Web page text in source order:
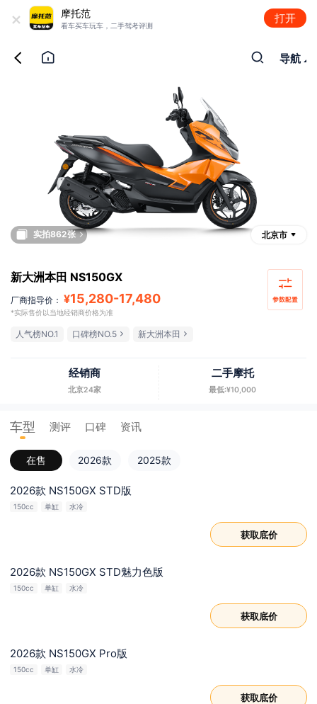
+ 摩托范
看车买车玩车，二手驾考评测
打开
导航
实拍862张 北京市
新大洲本田 NS150GX
厂商指导价： ¥15,280-17,480
*实际售价以当地经销商价格为准
人气榜NO.1 口碑榜NO.5 新大洲本田
经销商
北京24家
二手摩托
最低:¥10,000
车型 测评 口碑 资讯
在售 2026款 2025款
2026款 NS150GX STD版
150cc 单缸 水冷
获取底价
2026款 NS150GX STD魅力色版
150cc 单缸 水冷
获取底价
2026款 NS150GX Pro版
150cc 单缸 水冷
获取底价